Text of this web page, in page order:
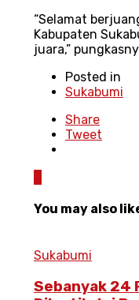
“Selamat
Kabupaten
juara,”
Posted in
Sukabumi
Share
Tweet
You may also
Sukabumi
Sebanyak 24